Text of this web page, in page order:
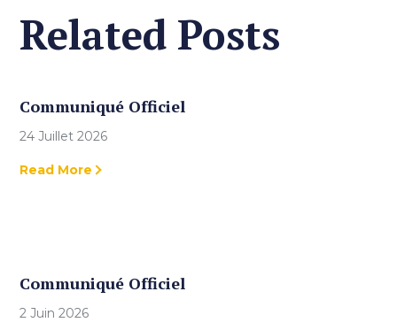
Related Posts
Communiqué Officiel
24 Juillet 2026
Read More
Communiqué Officiel
2 Juin 2026